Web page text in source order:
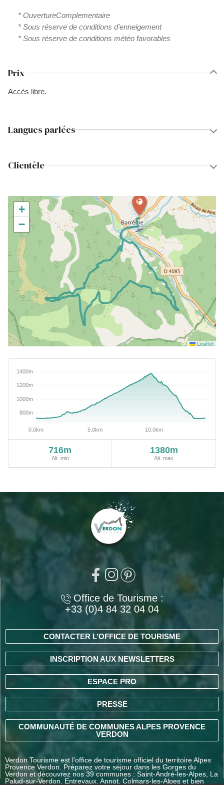
* OuvertureComplementaire
* Sous réserve de conditions d'enneigement
* Sous réserve de conditions météo favorables
Prix
Accès libre.
Langues parlées
Clientèle
+
−
Leaflet
716m
Alt. min
1380m
Alt. max
Office de Tourisme :
+33 (0)4 84 32 04 04
CONTACTER L’OFFICE DE TOURISME
INSCRIPTION AUX NEWSLETTERS
ESPACE PRO
PRESSE
COMMUNAUTÉ DE COMMUNES ALPES PROVENCE
VERDON
Verdon Tourisme est l’office de tourisme officiel du territoire Alpes
Provence Verdon. Préparez votre séjour dans les Gorges du
Verdon et découvrez nos 39 communes : Saint-André-les-Alpes, La
Palud-sur-Verdon, Entrevaux, Annot, Colmars-les-Alpes et bien